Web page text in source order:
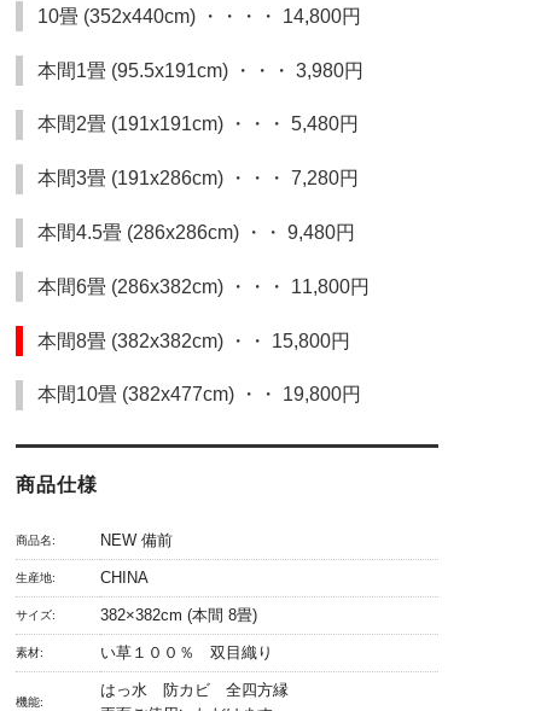
10畳 (352x440cm) ・・・・ 14,800円
本間1畳 (95.5x191cm) ・・・ 3,980円
本間2畳 (191x191cm) ・・・ 5,480円
本間3畳 (191x286cm) ・・・ 7,280円
本間4.5畳 (286x286cm) ・・ 9,480円
本間6畳 (286x382cm) ・・・ 11,800円
本間8畳 (382x382cm) ・・ 15,800円
本間10畳 (382x477cm) ・・ 19,800円
商品仕様
商品名: NEW 備前
生産地: CHINA
サイズ: 382×382cm (本間 8畳)
素材: い草１００％ 双目織り
機能:
はっ水 防カビ 全四方縁